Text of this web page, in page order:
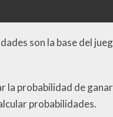
son la base del
la probabilidad de
probabilidades.